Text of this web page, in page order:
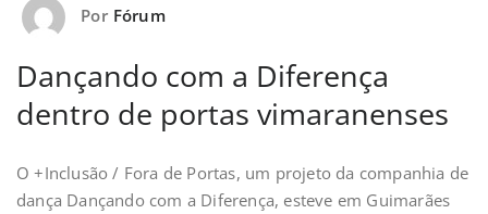
Por Fórum
Dançando com a Diferença
dentro de portas vimaranenses
O +Inclusão / Fora de Portas, um projeto da companhia de
dança Dançando com a Diferença, esteve em Guimarães